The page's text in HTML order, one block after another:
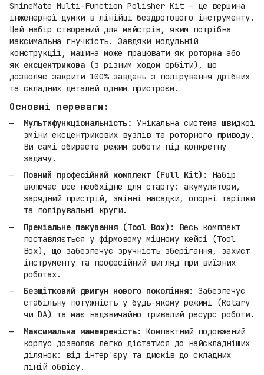
ShineMate Multi-Function Polisher Kit — це вершина
інженерної думки в лінійці бездротового інструменту.
Цей набір створений для майстрів, яким потрібна
максимальна гнучкість. Завдяки модульній
конструкції, машина може працювати як роторна або
як ексцентрикова (з різним ходом орбіти), що
дозволяє закрити 100% завдань з полірування дрібних
та складних деталей одним пристроєм.
Основні переваги:
Мультифункціональність: Унікальна система швидкої
зміни ексцентрикових вузлів та роторного приводу.
Ви самі обираєте режим роботи під конкретну
задачу.
Повний професійний комплект (Full Kit):
Набір
включає все необхідне для старту: акумулятори,
зарядний пристрій, змінні насадки, опорні тарілки
та полірувальні круги.
Преміальне пакування (Tool Box):
Весь комплект
поставляється у фірмовому міцному кейсі (Tool
Box), що забезпечує зручність зберігання, захист
інструменту та професійний вигляд при виїзних
роботах.
Безщітковий двигун нового покоління: Забезпечує
стабільну потужність у будь-якому режимі (Rotary
чи DA) та має надзвичайно тривалий ресурс роботи.
Максимальна маневреність: Компактний подовжений
корпус дозволяє легко дістатися до найскладніших
ділянок: від інтер'єру та дисків до складних
ліній обвісу.